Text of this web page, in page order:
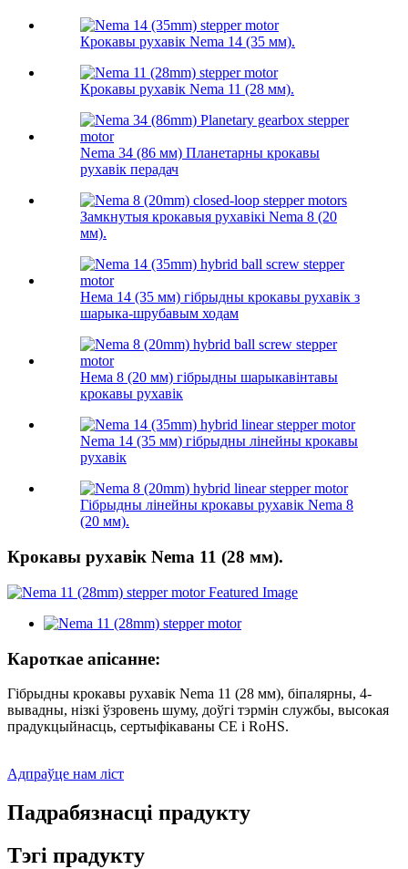
Крокавы рухавік Nema 14 (35 мм).
Крокавы рухавік Nema 11 (28 мм).
Nema 34 (86 мм) Планетарны крокавы
рухавік перадач
Замкнутыя крокавыя рухавікі Nema 8 (20
мм).
Нема 14 (35 мм) гібрыдны крокавы рухавік з
шарыка-шрубавым ходам
Нема 8 (20 мм) гібрыдны шарыкавінтавы
крокавы рухавік
Nema 14 (35 мм) гібрыдны лінейны крокавы
рухавік
Гібрыдны лінейны крокавы рухавік Nema 8
(20 мм).
Крокавы рухавік Nema 11 (28 мм).
Кароткае апісанне:
Гібрыдны крокавы рухавік Nema 11 (28 мм), біпалярны, 4-
вывадны, нізкі ўзровень шуму, доўгі тэрмін службы, высокая
прадукцыйнасць, сертыфікаваны CE і RoHS.
Адпраўце нам ліст
Падрабязнасці прадукту
Тэгі прадукту